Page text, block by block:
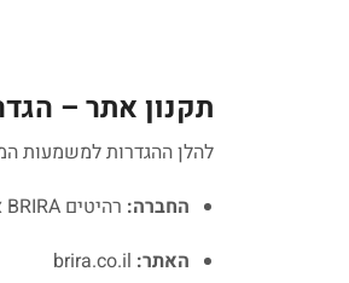
תקנון אתר –
להלן ההגדרות למשמעות
החברה: רהיטים BRIRA אלכסנדר קלוקוב, ח”פ 338066699, תדהר 26, פרדס חנה.
האתר: